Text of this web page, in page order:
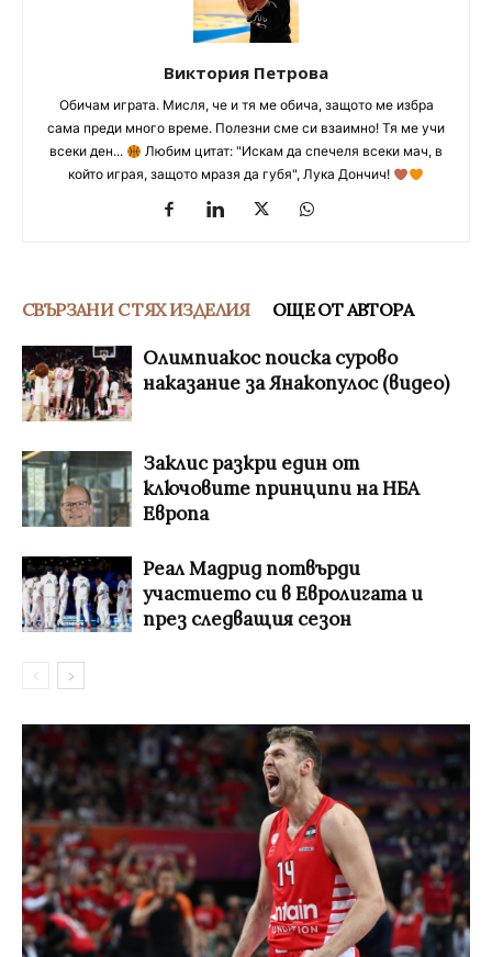
Виктория Петрова
Обичам играта. Мисля, че и тя ме обича, защото ме избра
сама преди много време. Полезни сме си взаимно! Тя ме учи
всеки ден...
Любим цитат: "Искам да спечеля всеки мач, в
който играя, защото мразя да губя", Лука Дончич!
СВЪРЗАНИ С ТЯХ ИЗДЕЛИЯ ОЩЕ ОТ АВТОРА
Олимпиакос поиска сурово
наказание за Янакопулос (видео)
Заклис разкри един от
ключовите принципи на НБА
Европа
Реал Мадрид потвърди
участието си в Евролигата и
през следващия сезон